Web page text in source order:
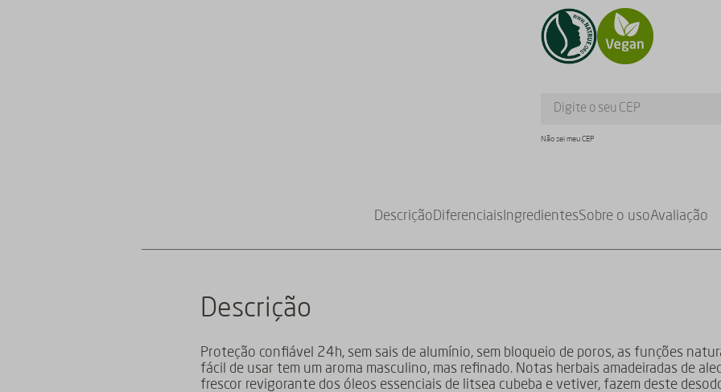
Não sei meu CEP
DescriçãoDiferenciais IngredientesSobre o usoAvaliação
Descrição
Proteção confiável 24h, sem sais de alumínio, sem bloqueio de poros, as funções
fácil de usar tem um aroma masculino, mas refinado. Notas herbais amadeiradas de
frescor revigorante dos óleos essenciais de litsea cubeba e vetiver, fazem deste